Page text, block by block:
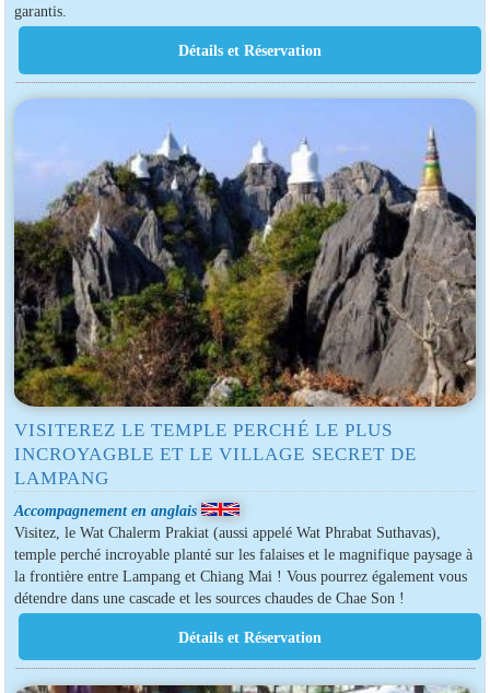
garantis.
VISITEREZ LE TEMPLE PERCHÉ LE PLUS
INCROYAGBLE ET LE VILLAGE SECRET DE
LAMPANG
Accompagnement en anglais
Visitez, le Wat Chalerm Prakiat (aussi appelé Wat Phrabat Suthavas),
temple perché incroyable planté sur les falaises et le magnifique paysage à
la frontière entre Lampang et Chiang Mai ! Vous pourrez également vous
détendre dans une cascade et les sources chaudes de Chae Son !